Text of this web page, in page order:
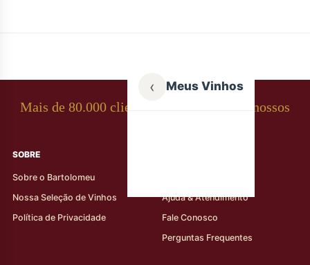
‹ Meus Vinhos
Mais de 80.000 clientes apaixonados por nossos
SOBRE
Sobre o Bartolomeu
Nossa Seleção de Vinhos
Política de Privacidade
Ajuda & Atendimento
Fale Conosco
Perguntas Frequentes